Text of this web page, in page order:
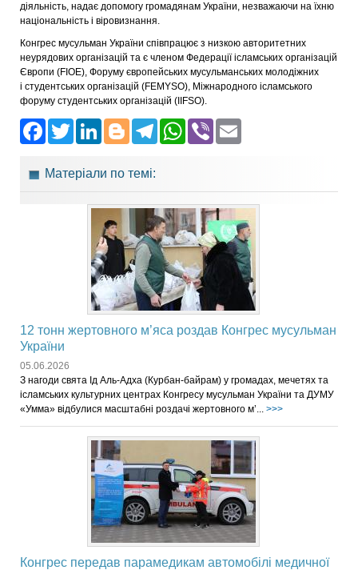
діяльність, надає допомогу громадянам України, незважаючи на їхню
національність і віровизнання.
Конгрес мусульман України співпрацює з низкою авторитетних
неурядових організацій та є членом Федерації ісламських організацій
Європи (FIOE), Форуму європейських мусульманських молодіжних
і студентських організацій (FEMYSO), Міжнародного ісламського
форуму студентських організацій (IIFSO).
Facebook
Twitter
LinkedIn
Blogger
Telegram
WhatsApp
Viber
Матеріали по темі:
12 тонн жертовного м’яса роздав Конгрес мусульман
України
05.06.2026
З нагоди свята Ід Аль-Адха (Курбан-байрам) у громадах, мечетях та
ісламських культурних центрах Конгресу мусульман України та ДУМУ
«Умма» відбулися масштабні роздачі жертовного м’... >>>
Конгрес передав парамедикам автомобілі медичної